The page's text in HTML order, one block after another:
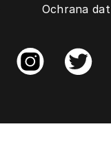
Ochrana dat